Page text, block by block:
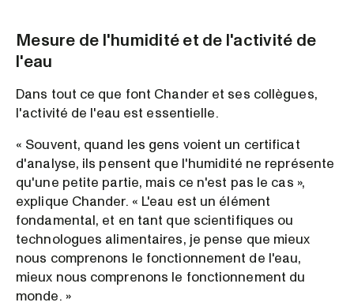
Mesure de l'humidité et de l'activité de
l'eau
Dans tout ce que font Chander et ses collègues,
l'activité de l'eau est essentielle.
« Souvent, quand les gens voient un certificat
d'analyse, ils pensent que l'humidité ne représente
qu'une petite partie, mais ce n'est pas le cas »,
explique Chander. « L'eau est un élément
fondamental, et en tant que scientifiques ou
technologues alimentaires, je pense que mieux
nous comprenons le fonctionnement de l'eau,
mieux nous comprenons le fonctionnement du
monde. »